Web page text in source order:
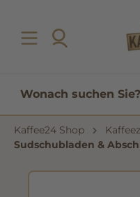
Kaffee24 Shop
Sudschubladen &